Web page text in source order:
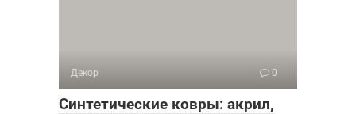
Декор 0
Синтетические ковры: акрил,